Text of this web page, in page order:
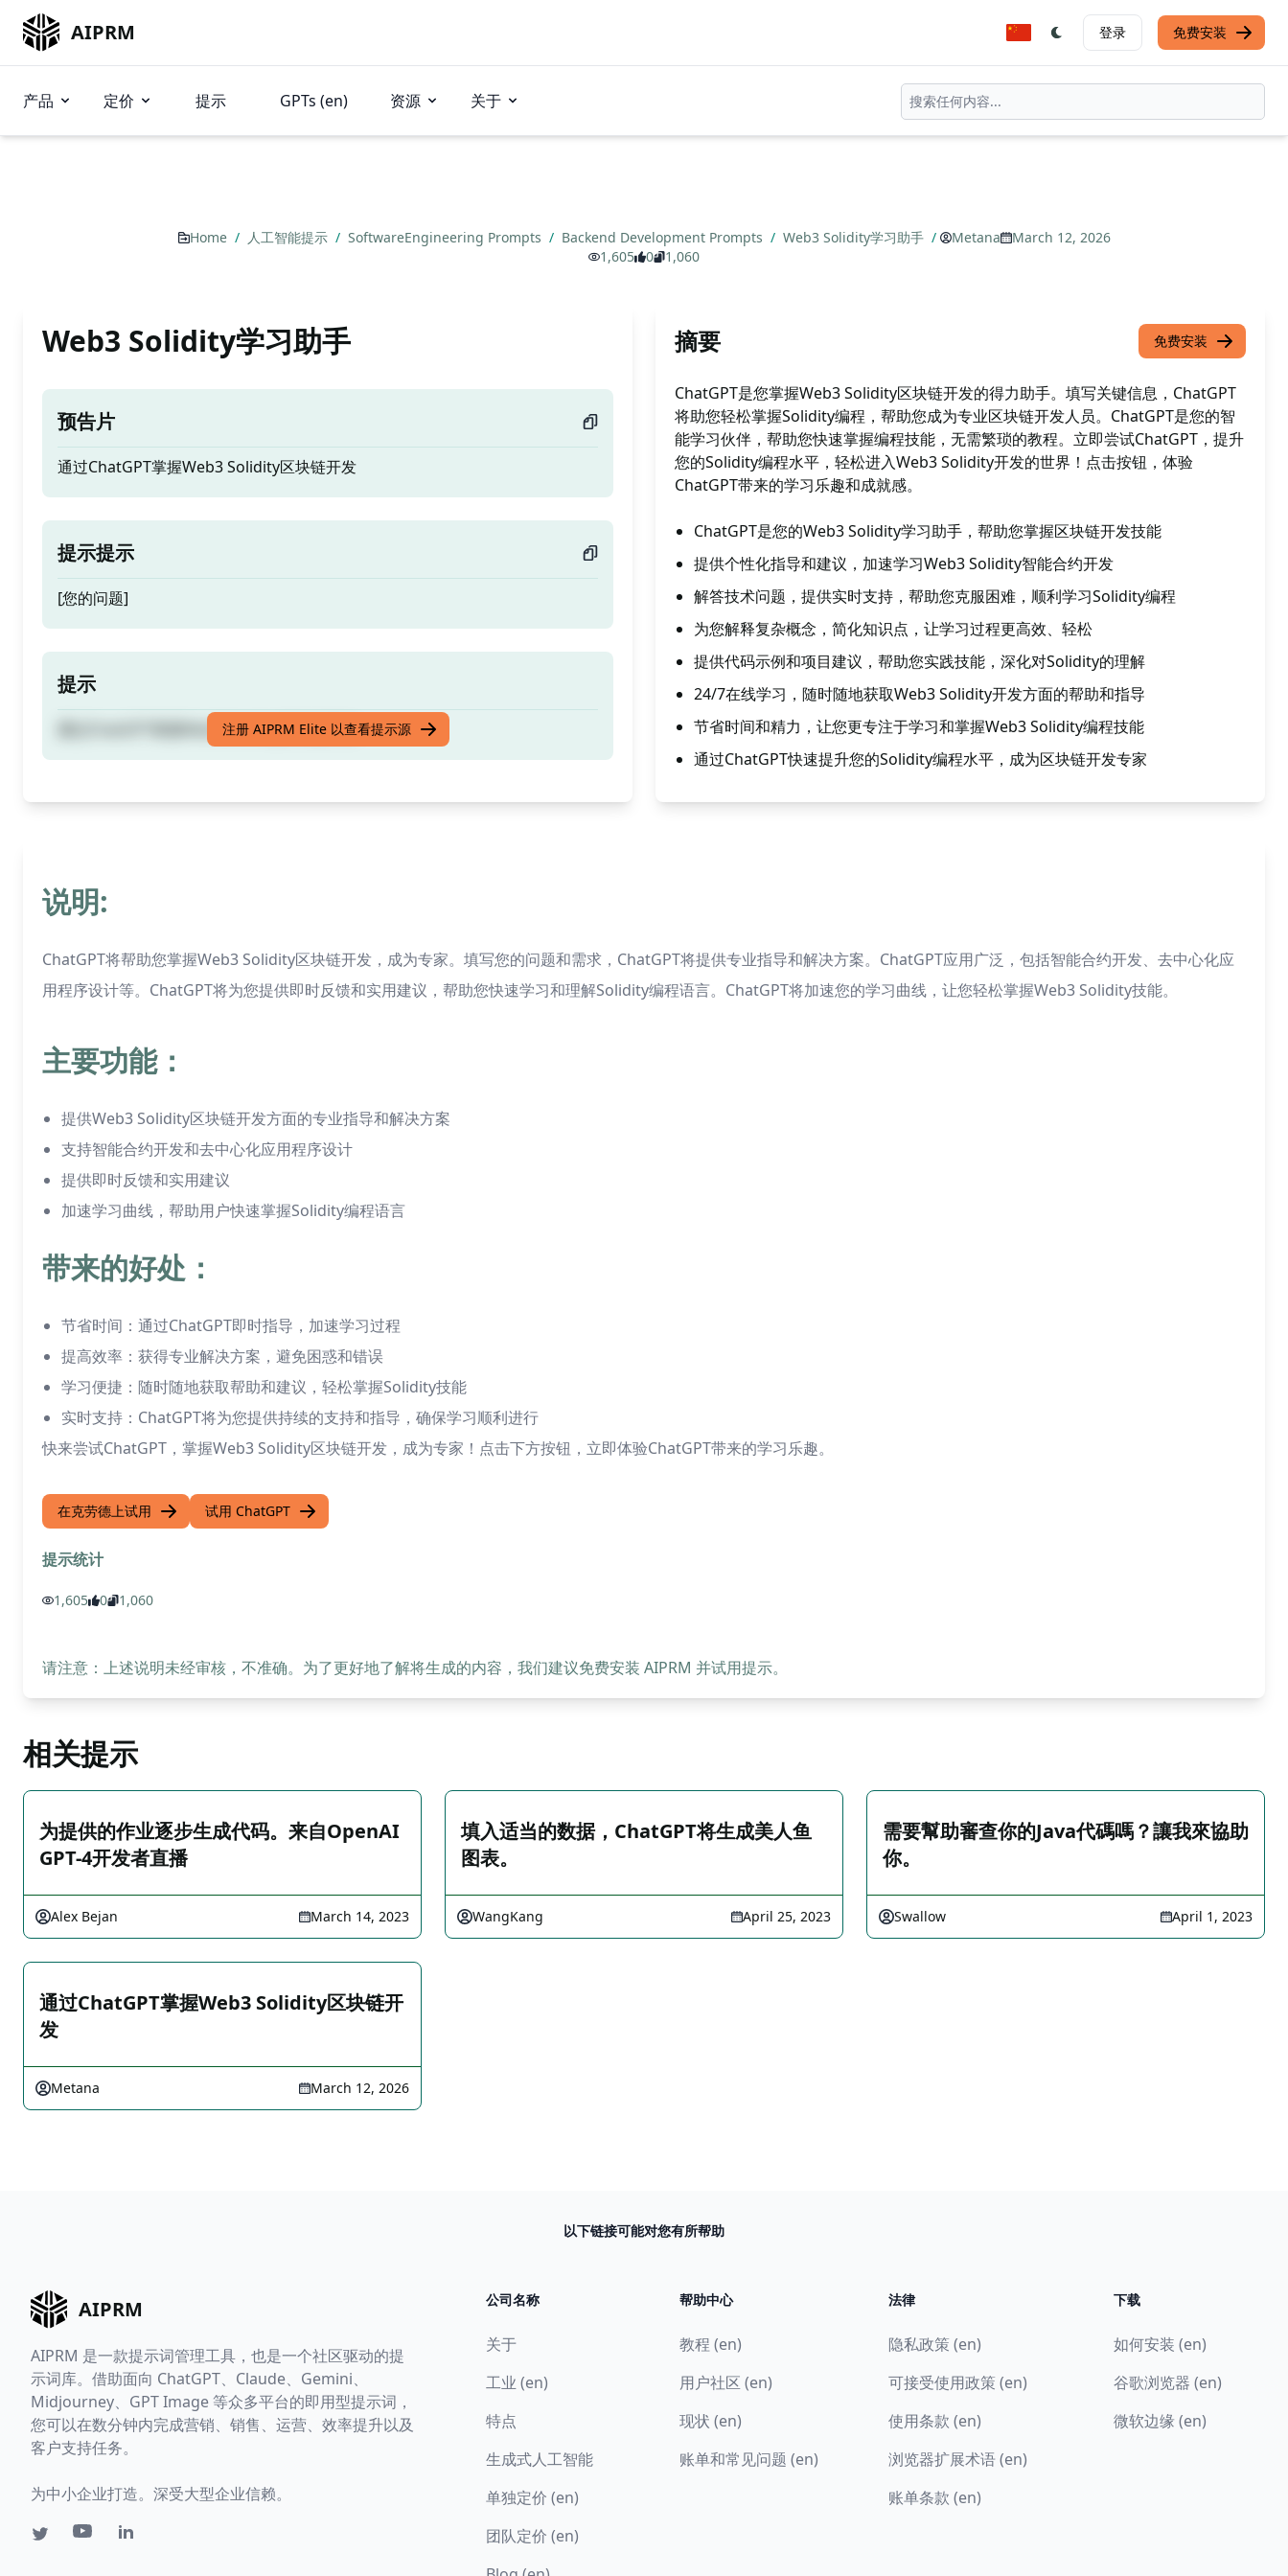
AIPRM 登录 免费安装
产品 定价 提示 GPTs (en) 资源 关于
Home / 人工智能提示 / SoftwareEngineering Prompts / Backend Development Prompts / Web3 Solidity学习助手 / Metana
March 12, 2026
1,605
0 1,060
Web3 Solidity学习助手
预告片
通过ChatGPT掌握Web3 Solidity区块链开发
提示提示
[您的问题]
提示
通过ChatGPT掌握Web3 Solidity区块链开发
注册 AIPRM Elite 以查看提示源
摘要 免费安装
ChatGPT是您掌握Web3 Solidity区块链开发的得力助手。填写关键信息，ChatGPT
将助您轻松掌握Solidity编程，帮助您成为专业区块链开发人员。ChatGPT是您的智
能学习伙伴，帮助您快速掌握编程技能，无需繁琐的教程。立即尝试ChatGPT，提升
您的Solidity编程水平，轻松进入Web3 Solidity开发的世界！点击按钮，体验
ChatGPT带来的学习乐趣和成就感。
ChatGPT是您的Web3 Solidity学习助手，帮助您掌握区块链开发技能
提供个性化指导和建议，加速学习Web3 Solidity智能合约开发
解答技术问题，提供实时支持，帮助您克服困难，顺利学习Solidity编程
为您解释复杂概念，简化知识点，让学习过程更高效、轻松
提供代码示例和项目建议，帮助您实践技能，深化对Solidity的理解
24/7在线学习，随时随地获取Web3 Solidity开发方面的帮助和指导
节省时间和精力，让您更专注于学习和掌握Web3 Solidity编程技能
通过ChatGPT快速提升您的Solidity编程水平，成为区块链开发专家
说明:
ChatGPT将帮助您掌握Web3 Solidity区块链开发，成为专家。填写您的问题和需求，ChatGPT将提供专业指导和解决方案。ChatGPT应用广泛，包括智能合约开发、去中心化应
用程序设计等。ChatGPT将为您提供即时反馈和实用建议，帮助您快速学习和理解Solidity编程语言。ChatGPT将加速您的学习曲线，让您轻松掌握Web3 Solidity技能。
主要功能：
提供Web3 Solidity区块链开发方面的专业指导和解决方案
支持智能合约开发和去中心化应用程序设计
提供即时反馈和实用建议
加速学习曲线，帮助用户快速掌握Solidity编程语言
带来的好处：
节省时间：通过ChatGPT即时指导，加速学习过程
提高效率：获得专业解决方案，避免困惑和错误
学习便捷：随时随地获取帮助和建议，轻松掌握Solidity技能
实时支持：ChatGPT将为您提供持续的支持和指导，确保学习顺利进行
快来尝试ChatGPT，掌握Web3 Solidity区块链开发，成为专家！点击下方按钮，立即体验ChatGPT带来的学习乐趣。
在克劳德上试用 试用 ChatGPT
提示统计
1,605 0 1,060
请注意：上述说明未经审核，不准确。为了更好地了解将生成的内容，我们建议免费安装 AIPRM 并试用提示。
相关提示
为提供的作业逐步生成代码。来自OpenAI
GPT-4开发者直播
Alex Bejan March 14, 2023
填入适当的数据，ChatGPT将生成美人鱼
图表。
WangKang April 25, 2023
需要幫助審查你的Java代碼嗎？讓我來協助
你。
Swallow April 1, 2023
通过ChatGPT掌握Web3 Solidity区块链开
发
Metana March 12, 2026
以下链接可能对您有所帮助
AIPRM
AIPRM 是一款提示词管理工具，也是一个社区驱动的提
示词库。借助面向 ChatGPT、Claude、Gemini、
Midjourney、GPT Image 等众多平台的即用型提示词，
您可以在数分钟内完成营销、销售、运营、效率提升以及
客户支持任务。
为中小企业打造。深受大型企业信赖。
公司名称
关于
工业 (en)
特点
生成式人工智能
单独定价 (en)
团队定价 (en)
帮助中心
教程 (en)
用户社区 (en)
现状 (en)
账单和常见问题 (en)
法律
隐私政策 (en)
可接受使用政策 (en)
使用条款 (en)
浏览器扩展术语 (en)
账单条款 (en)
下载
如何安装 (en)
谷歌浏览器 (en)
微软边缘 (en)